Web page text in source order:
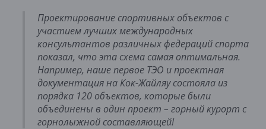
Проектирование спортивных объектов с
участием лучших международных
консультантов различных федераций спорта
показал, что эта схема самая оптимальная.
Например, наше первое ТЭО и проектная
документация на Кок-Жайляу состояла из
порядка 120 объектов, которые были
объединены в один проект – горный курорт с
горнолыжной составляющей!